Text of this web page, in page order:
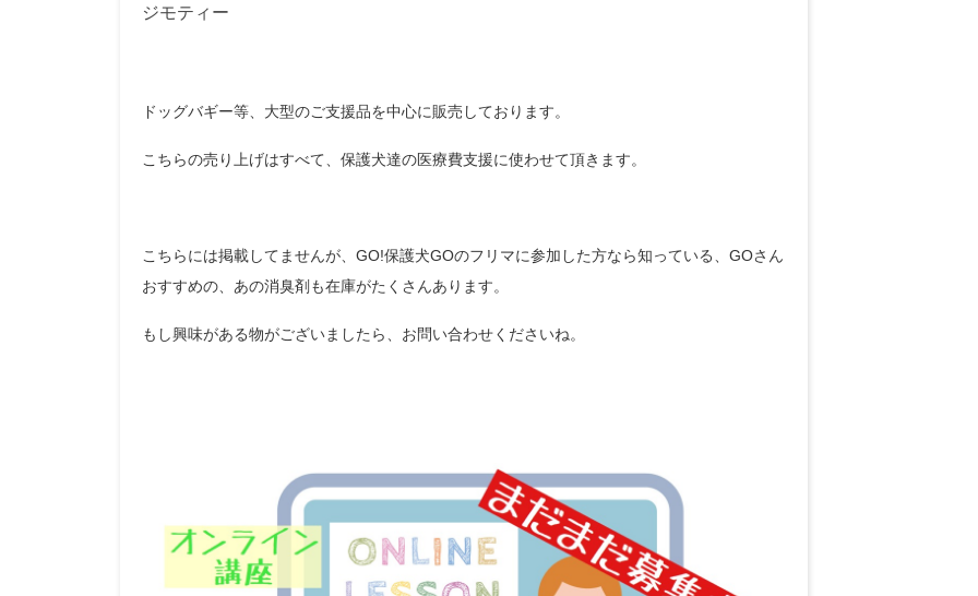
ジモティー
ドッグバギー等、大型のご支援品を中心に販売しております。
こちらの売り上げはすべて、保護犬達の医療費支援に使わせて頂きます。
こちらには掲載してませんが、GO!保護犬GOのフリマに参加した方なら知っている、GOさん
おすすめの、あの消臭剤も在庫がたくさんあります。
もし興味がある物がございましたら、お問い合わせくださいね。